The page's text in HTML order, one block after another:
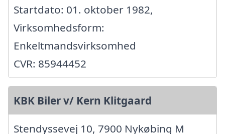
Startdato: 01. oktober 1982,
Virksomhedsform:
Enkeltmandsvirksomhed
CVR: 85944452
KBK Biler v/ Kern Klitgaard
Stendyssevej 10, 7900 Nykøbing M